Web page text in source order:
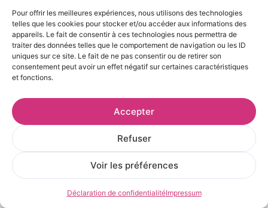
Pour offrir les meilleures expériences, nous utilisons des technologies
telles que les cookies pour stocker et/ou accéder aux informations des
appareils. Le fait de consentir à ces technologies nous permettra de
traiter des données telles que le comportement de navigation ou les ID
uniques sur ce site. Le fait de ne pas consentir ou de retirer son
consentement peut avoir un effet négatif sur certaines caractéristiques
et fonctions.
Accepter
Refuser
Voir les préférences
Déclaration de confidentialitéImpressum